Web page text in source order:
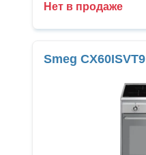
Нет в продаже
Smeg CX60ISVT9